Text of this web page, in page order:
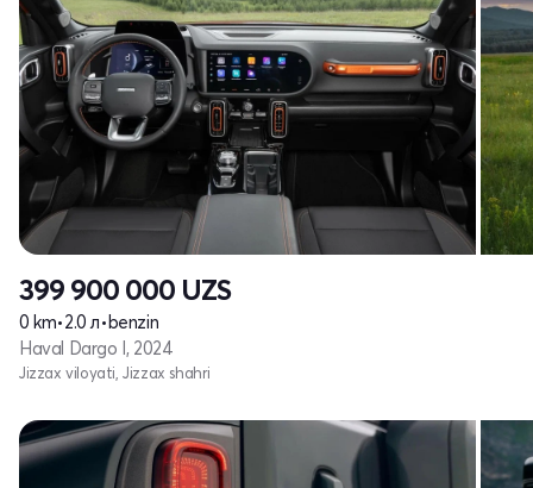
399 900 000 UZS
0 km•2.0 л•benzin
Haval Dargo I, 2024
Jizzax viloyati, Jizzax shahri